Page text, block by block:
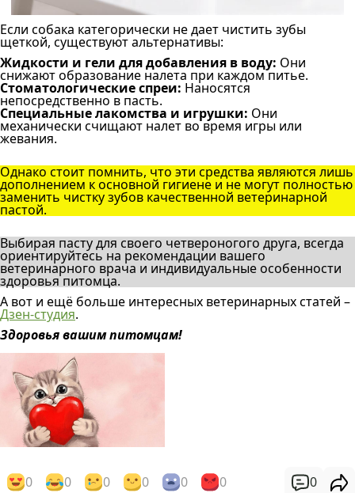
Если собака категорически не дает чистить зубы
щеткой, существуют альтернативы:
Жидкости и гели для добавления в воду: Они
снижают образование налета при каждом питье.
Стоматологические спреи: Наносятся
непосредственно в пасть.
Специальные лакомства и игрушки: Они
механически счищают налет во время игры или
жевания.
Однако стоит помнить, что эти средства являются лишь
дополнением к основной гигиене и не могут полностью
заменить чистку зубов качественной ветеринарной
пастой.
Выбирая пасту для своего четвероногого друга, всегда
ориентируйтесь на рекомендации вашего
ветеринарного врача и индивидуальные особенности
здоровья питомца.
А вот и ещё больше интересных ветеринарных статей –
Дзен-студия.
Здоровья вашим питомцам!
0 0 0 0 0 0 0